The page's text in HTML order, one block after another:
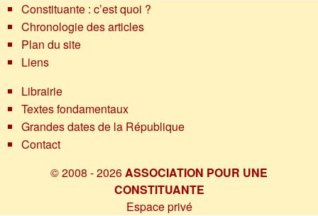
Constituante : c’est quoi ?
Chronologie des articles
Plan du site
Liens
Librairie
Textes fondamentaux
Grandes dates de la République
Contact
© 2008 - 2026ASSOCIATION POUR UNE
CONSTITUANTE
Espace privé